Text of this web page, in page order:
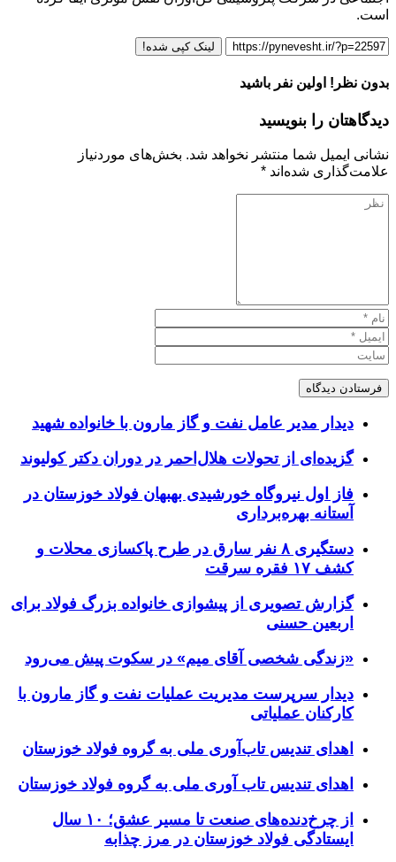
است.
لینک کپی شده!
بدون نظر! اولین نفر باشید
دیدگاهتان را بنویسید
نشانی ایمیل شما منتشر نخواهد شد. بخش‌های موردنیاز
علامت‌گذاری شده‌اند *
دیدار مدیر عامل نفت و گاز مارون با خانواده شهید
گزیده‌ای از تحولات هلال‌احمر در دوران دکتر کولیوند
فاز اول نیروگاه خورشیدی بهبهان فولاد خوزستان در
آستانه بهره‌برداری
دستگیری ۸ نفر سارق در طرح پاکسازی محلات و
کشف ۱۷ فقره سرقت
گزارش تصویری از پیشوازی خانواده بزرگ فولاد برای
اربعین حسنی
«زندگی شخصی آقای میم» در سکوت پیش می‌رود
دیدار سرپرست مدیریت عملیات نفت و گاز مارون با
کارکنان عملیاتی
اهدای تندیس تاب‌آوری ملی به گروه فولاد خوزستان
اهدای تندیس تاب آوری ملی به گروه فولاد خوزستان
از چرخ‌دنده‌های صنعت تا مسیر عشق؛ ۱۰ سال
ایستادگی فولاد خوزستان در مرز چذابه